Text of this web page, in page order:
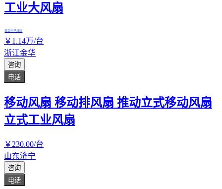
工业大风扇
真实性已核验
￥ 1 .14万/台
浙江金华
咨询
电话
移动风扇 移动排风扇 推动立式移动风扇
立式工业风扇
￥ 230.00/台
山东济宁
咨询
电话